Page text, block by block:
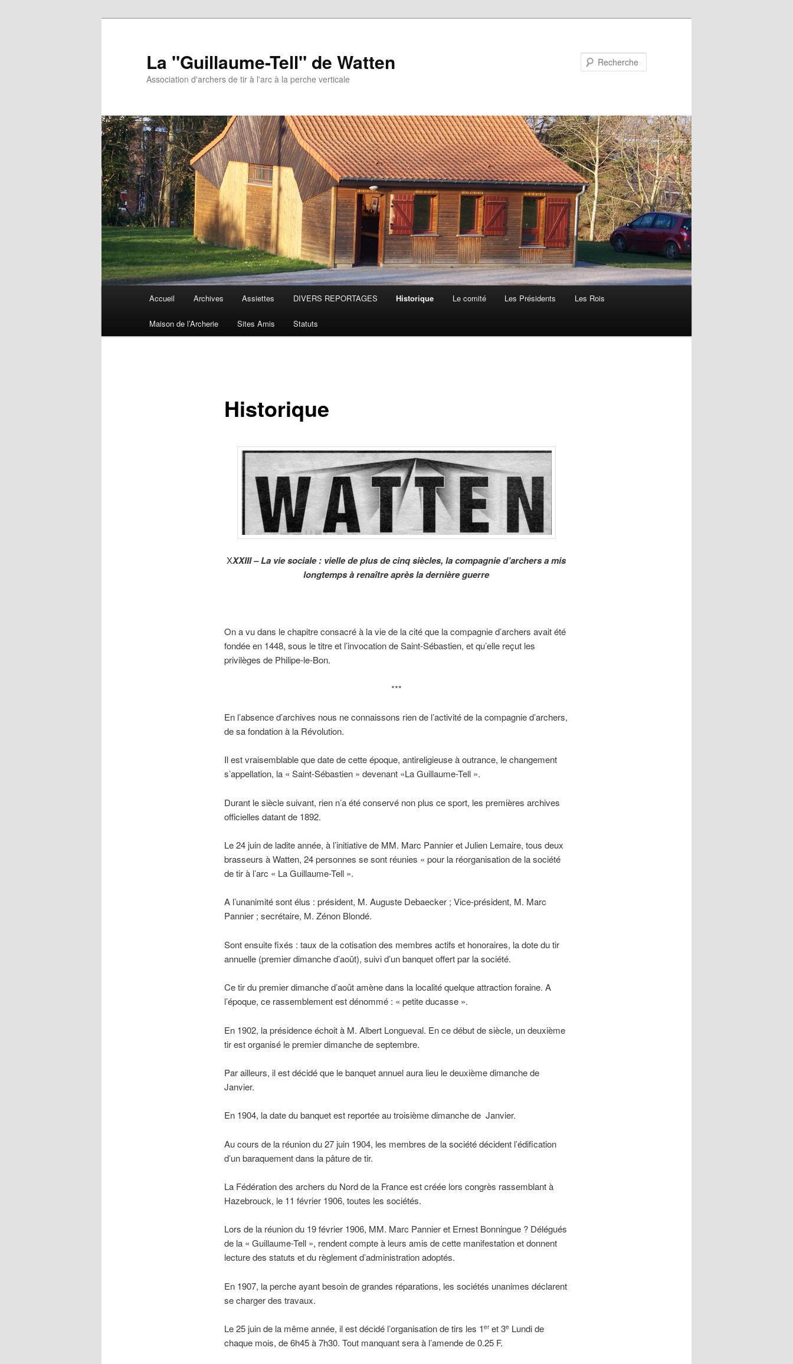
La "Guillaume-Tell" de Watten
Association d'archers de tir à l'arc à la perche verticale
Accueil Archives Assiettes DIVERS REPORTAGES Historique Le comité Les Présidents Les Rois
Maison de l’Archerie Sites Amis Statuts
Historique
XXXIII – La vie sociale : vielle de plus de cinq siècles, la compagnie d’archers a mis
longtemps à renaître après la dernière guerre
On a vu dans le chapitre consacré à la vie de la cité que la compagnie d’archers avait été
fondée en 1448, sous le titre et l’invocation de Saint-Sébastien, et qu’elle reçut les
privilèges de Philipe-le-Bon.
***
En l’absence d’archives nous ne connaissons rien de l’activité de la compagnie d’archers,
de sa fondation à la Révolution.
Il est vraisemblable que date de cette époque, antireligieuse à outrance, le changement
s’appellation, la « Saint-Sébastien » devenant «La Guillaume-Tell ».
Durant le siècle suivant, rien n’a été conservé non plus ce sport, les premières archives
officielles datant de 1892.
Le 24 juin de ladite année, à l’initiative de MM. Marc Pannier et Julien Lemaire, tous deux
brasseurs à Watten, 24 personnes se sont réunies « pour la réorganisation de la société
de tir à l’arc « La Guillaume-Tell ».
A l’unanimité sont élus : président, M. Auguste Debaecker ; Vice-président, M. Marc
Pannier ; secrétaire, M. Zénon Blondé.
Sont ensuite fixés : taux de la cotisation des membres actifs et honoraires, la dote du tir
annuelle (premier dimanche d’août), suivi d’un banquet offert par la société.
Ce tir du premier dimanche d’août amène dans la localité quelque attraction foraine. A
l’époque, ce rassemblement est dénommé : « petite ducasse ».
En 1902, la présidence échoit à M. Albert Longueval. En ce début de siècle, un deuxième
tir est organisé le premier dimanche de septembre.
Par ailleurs, il est décidé que le banquet annuel aura lieu le deuxième dimanche de
Janvier.
En 1904, la date du banquet est reportée au troisième dimanche de Janvier.
Au cours de la réunion du 27 juin 1904, les membres de la société décident l’édification
d’un baraquement dans la pâture de tir.
La Fédération des archers du Nord de la France est créée lors congrès rassemblant à
Hazebrouck, le 11 février 1906, toutes les sociétés.
Lors de la réunion du 19 février 1906, MM. Marc Pannier et Ernest Bonningue ? Délégués
de la « Guillaume-Tell », rendent compte à leurs amis de cette manifestation et donnent
lecture des statuts et du règlement d’administration adoptés.
En 1907, la perche ayant besoin de grandes réparations, les sociétés unanimes déclarent
se charger des travaux.
Le 25 juin de la même année, il est décidé l’organisation de tirs les 1eret 3e Lundi de
chaque mois, de 6h45 à 7h30. Tout manquant sera à l’amende de 0.25 F.